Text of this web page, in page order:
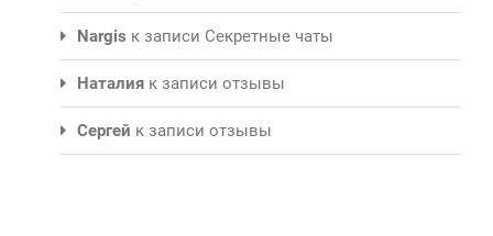
Nargis к записи Секретные чаты
Наталия к записи отзывы
Сергей к записи отзывы